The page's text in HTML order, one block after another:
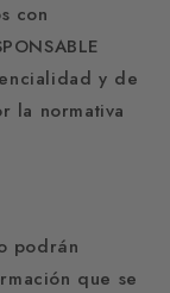
con
y de
la normativa
podrán
que se